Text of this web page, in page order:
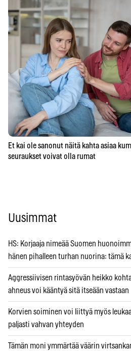
Et kai ole sanonut näitä kahta asiaa
seuraukset voivat olla rumat
Uusimmat
HS: Korjaaja nimeää Suomen
hänen pihalleen turhan nuorina: tämä
Aggressiivisen rintasyövän heikko
ahneus voi kääntyä sitä itseään vastaan
Korvien soiminen voi liittyä myös
paljasti vahvan yhteyden
Tämän moni ymmärtää väärin